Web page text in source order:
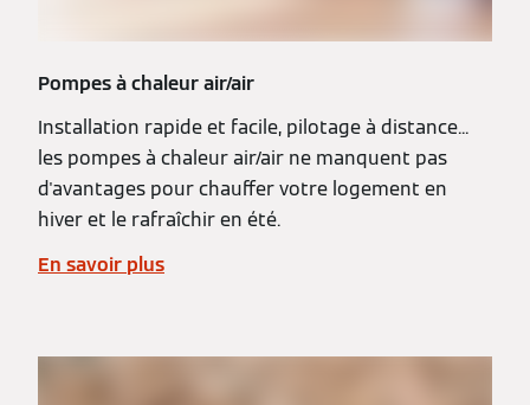
Pompes à chaleur air/air
Installation rapide et facile, pilotage à distance...
les pompes à chaleur air/air ne manquent pas
d'avantages pour chauffer votre logement en
hiver et le rafraîchir en été.
En savoir plus